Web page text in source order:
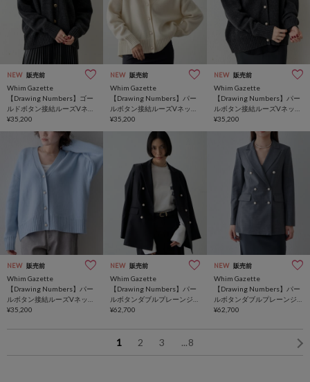
NEW 販売前
Whim Gazette
【Drawing Numbers】ゴー
ルドボタン接結ルーズVネッ
クカーディガン
¥35,200
NEW 販売前
Whim Gazette
【Drawing Numbers】パー
ルボタン接結ルーズVネック
カーディガン
¥35,200
NEW 販売前
Whim Gazette
【Drawing Numbers】パー
ルボタン接結ルーズVネック
カーディガン
¥35,200
NEW 販売前
Whim Gazette
【Drawing Numbers】パー
ルボタン接結ルーズVネック
カーディガン
¥35,200
NEW 販売前
Whim Gazette
【Drawing Numbers】パー
ルボタンダブルプレーンジ
ャケット
¥62,700
NEW 販売前
Whim Gazette
【Drawing Numbers】パー
ルボタンダブルプレーンジ
ャケット
¥62,700
1 2 3 ...8